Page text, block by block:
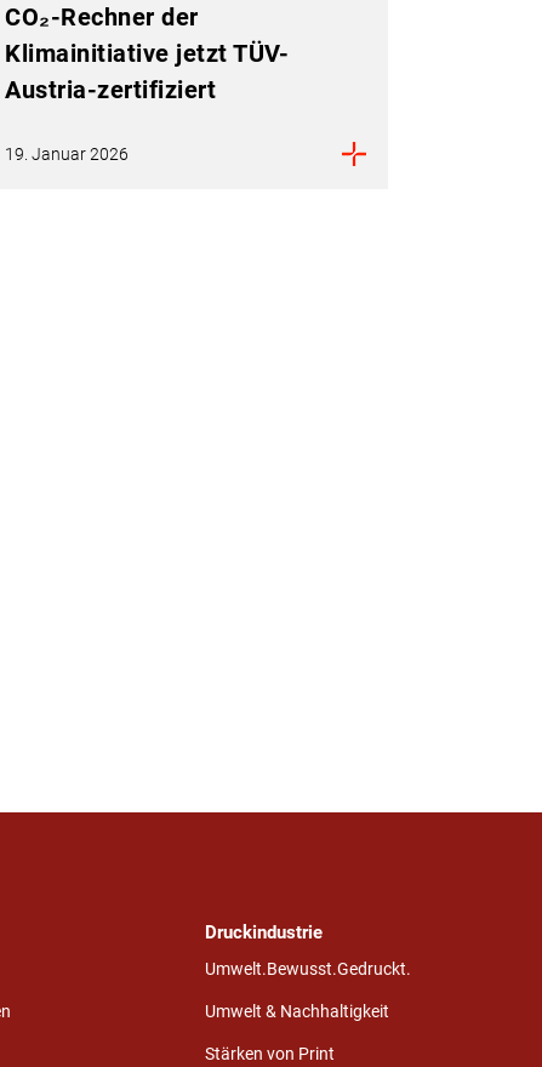
CO₂-Rechner der
Klimainitiative jetzt TÜV-
Austria-zertifiziert
19. Januar 2026
Druckindustrie
Umwelt.Bewusst.Gedruckt.
Umwelt & Nachhaltigkeit
Stärken von Print